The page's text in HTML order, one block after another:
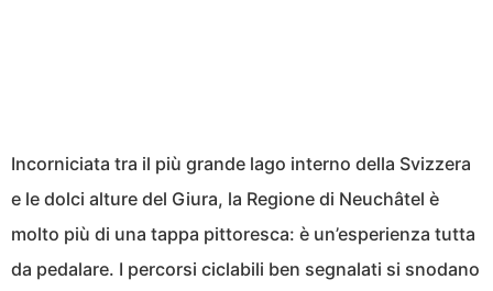
Incorniciata tra il più grande lago interno della Svizzera
e le dolci alture del Giura, la Regione di Neuchâtel è
molto più di una tappa pittoresca: è un’esperienza tutta
da pedalare. I percorsi ciclabili ben segnalati si snodano